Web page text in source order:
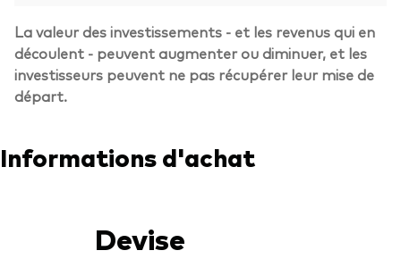
La valeur des investissements - et les revenus qui en
découlent - peuvent augmenter ou diminuer, et les
investisseurs peuvent ne pas récupérer leur mise de
départ.
Informations d'achat
Devise